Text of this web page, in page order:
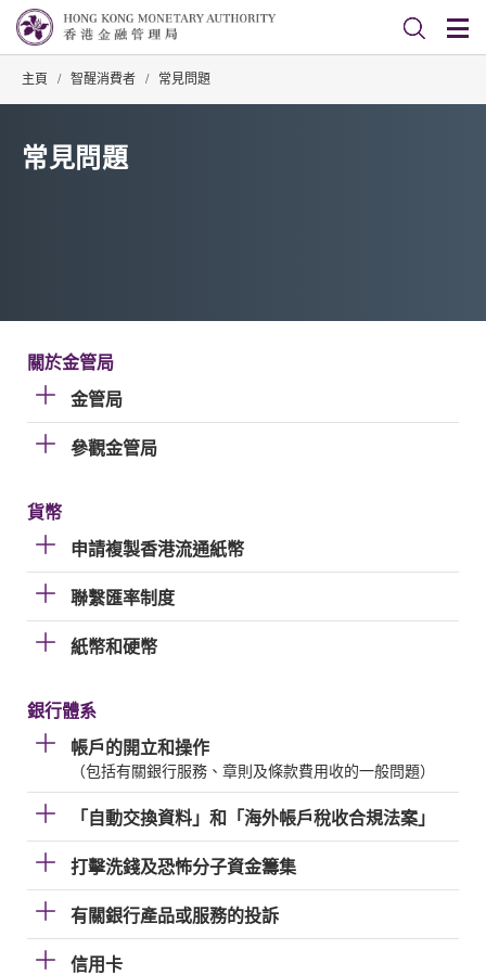
主頁 / 智醒消費者 / 常見問題
常見問題
關於金管局
金管局
參觀金管局
貨幣
申請複製香港流通紙幣
聯繫匯率制度
紙幣和硬幣
銀行體系
帳戶的開立和操作
（包括有關銀行服務、章則及條款費用收的一般問題）
「自動交換資料」和「海外帳戶稅收合規法案」
打擊洗錢及恐怖分子資金籌集
有關銀行產品或服務的投訴
信用卡